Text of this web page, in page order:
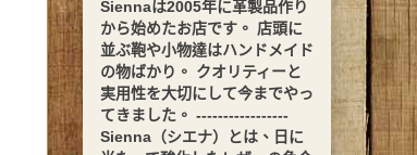
Siennaは2005年に革製品作り
から始めたお店です。 店頭に
並ぶ鞄や小物達はハンドメイド
の物ばかり。 クオリティーと
実用性を大切にして今までやっ
てきました。 -----------------
Sienna（シエナ）とは、日に